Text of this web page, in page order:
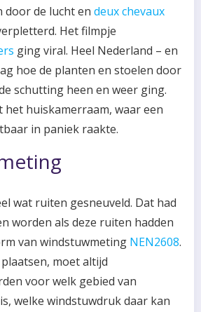
door de lucht en deux chevaux
Het filmpje
ging viral. Heel Nederland – en
hoe de planten en stoelen door
schutting heen en weer ging.
het huiskamerraam, waar een
in paniek raakte.
wat ruiten gesneuveld. Dat had
worden als deze ruiten hadden
van windstuwmeting NEN2608.
moet altijd
voor welk gebied van
welke windstuwdruk daar kan